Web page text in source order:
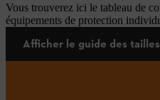
Vous trouverez ici le tableau de
équipements de protection
Afficher le guide des tailles